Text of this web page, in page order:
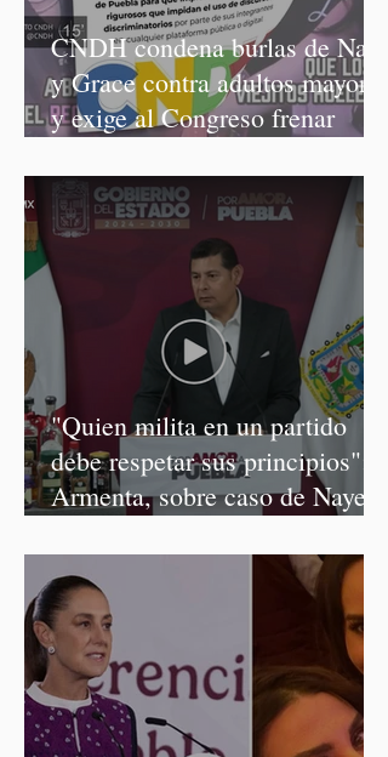
CNDH condena burlas de Nay
y Grace contra adultos mayores
y exige al Congreso frenar
"Quien milita en un partido
debe respetar sus principios":
Armenta, sobre caso de Nayeli